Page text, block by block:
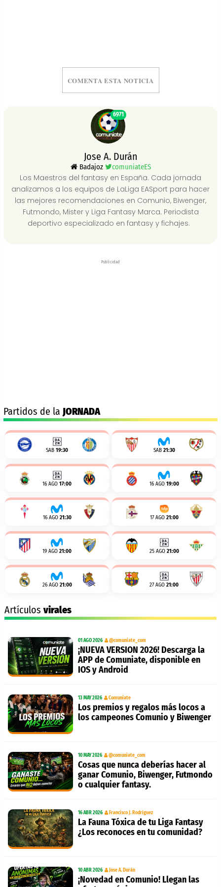
COMENTA ESTA NOTICIA
6971
Jose A. Durán
Badajoz comuniateES
Los Maestros del fantasy en España. Cada jornada
analizamos a los equipos de LaLiga EASport para hacer
las mejores recomendaciones en Comunio, Biwenger,
Futmondo, Mister y Liga Fantasy Marca. Periodista
deportivo especializado en fantasy y fichajes.
Publicidad
Partidos de la JORNADA
SAB 19:30 SAB 21:30
16 AGO 17:00 16 AGO 19:00
16 AGO 21:30 17 AGO 21:00
19 AGO 21:00 25 AGO 21:00
26 AGO 21:00 27 AGO 21:00
Artículosvirales
01 AGO 2026 @comuniate_com
¡NUEVA VERSION 2026! Descarga la
APP de Comuniate, disponible en
IOS y Android
13 MAY 2026 Comuniate
Los premios y regalos más locos a
los campeones Comunio y Biwenger
10 MAY 2026 @comuniate_com
Cosas que nunca deberías hacer al
ganar Comunio, Biwenger, Futmondo
o cualquier fantasy.
16 ABR 2026 Francisco J. Rodríguez
La Fauna Tóxica de tu Liga Fantasy
¿Los reconoces en tu comunidad?
10 ABR 2026 Jose A. Durán
¡Novedad en Comunio! Llegan las